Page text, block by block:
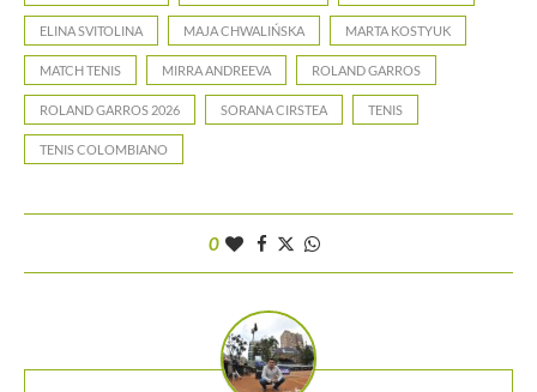
ELINA SVITOLINA MAJA CHWALIŃSKA MARTA KOSTYUK
MATCH TENIS MIRRA ANDREEVA ROLAND GARROS
ROLAND GARROS 2026 SORANA CIRSTEA TENIS
TENIS COLOMBIANO
0